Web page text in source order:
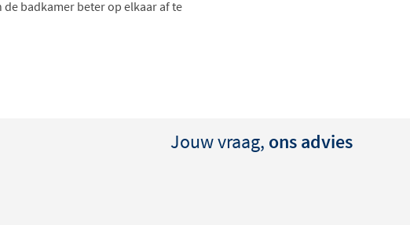
badkamer beter op elkaar af te
komen nauw overeen met het
variaties zijn normaal. Zeker hout- en
materiaal. Je krijgt dus een betrouwbare
Jouw vraag, ons advies